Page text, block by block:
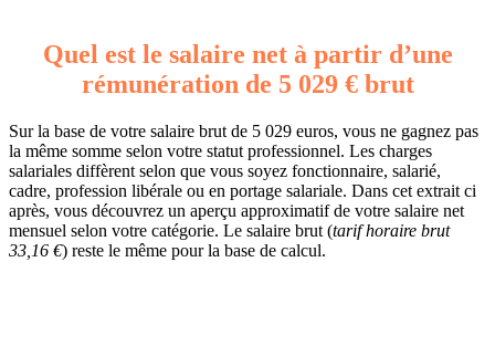
Quel est le salaire net à partir d’une
rémunération de 5 029 € brut
Sur la base de votre salaire brut de 5 029 euros, vous ne gagnez pas
la même somme selon votre statut professionnel. Les charges
salariales diffèrent selon que vous soyez fonctionnaire, salarié,
cadre, profession libérale ou en portage salariale. Dans cet extrait ci
après, vous découvrez un aperçu approximatif de votre salaire net
mensuel selon votre catégorie. Le salaire brut (tarif horaire brut
33,16 €) reste le même pour la base de calcul.